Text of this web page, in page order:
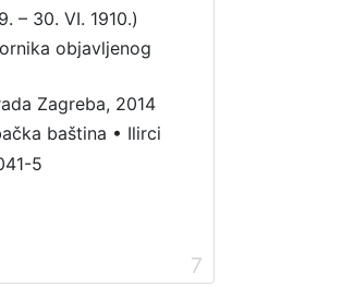
– 30. VI. 1910.)
objavljenog
Zagreba, 2014
baština • Ilirci
5
7